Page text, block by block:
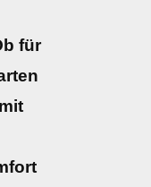
für